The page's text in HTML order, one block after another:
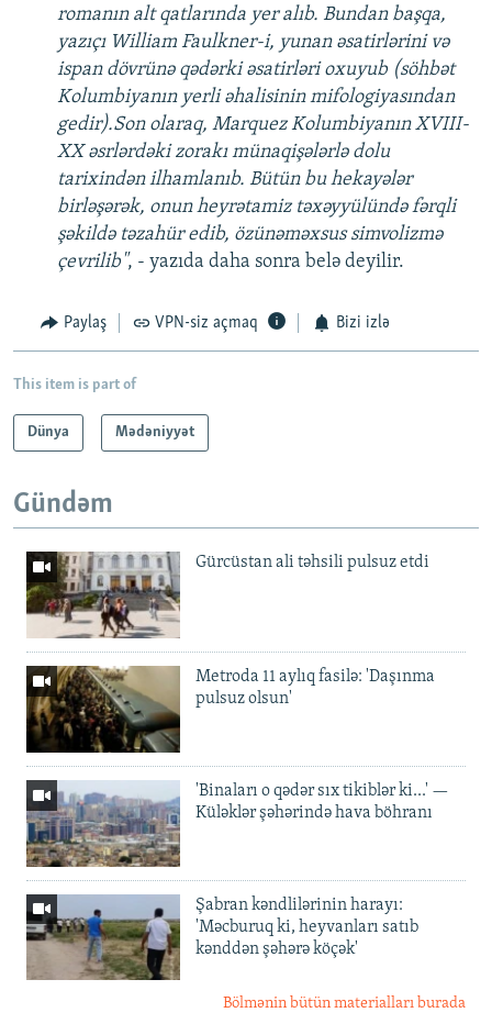
romanın alt qatlarında yer alıb. Bundan başqa,
yazıçı William Faulkner-i, yunan əsatirlərini və
ispan dövrünə qədərki əsatirləri oxuyub (söhbət
Kolumbiyanın yerli əhalisinin mifologiyasından
gedir).Son olaraq, Marquez Kolumbiyanın XVIII-
XX əsrlərdəki zorakı münaqişələrlə dolu
tarixindən ilhamlanıb. Bütün bu hekayələr
birləşərək, onun heyrətamiz təxəyyülündə fərqli
şəkildə təzahür edib, özünəməxsus simvolizmə
çevrilib", - yazıda daha sonra belə deyilir.
Paylaş VPN-siz açmaq Bizi izlə
This item is part of
Dünya Mədəniyyət
Gündəm
Gürcüstan ali təhsili pulsuz etdi
Metroda 11 aylıq fasilə: 'Daşınma
pulsuz olsun'
'Binaları o qədər sıx tikiblər ki...' —
Küləklər şəhərində hava böhranı
Şabran kəndlilərinin harayı:
'Məcburuq ki, heyvanları satıb
kənddən şəhərə köçək'
Bölmənin bütün materialları burada